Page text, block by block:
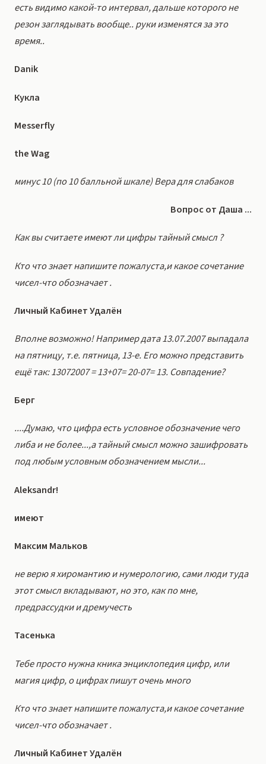
есть видимо какой-то интервал, дальше которого не
резон заглядывать вообще.. руки изменятся за это
время..
Danik
Кукла
Messerfly
the Wag
минус 10 (по 10 балльной шкале) Вера для слабаков
Вопрос от Даша ...
Как вы считаете имеют ли цифры тайный смысл ?
Кто что знает напишите пожалуста,и какое сочетание
чисел-что обозначает .
Личный Кабинет Удалён
Вполне возможно! Например дата 13.07.2007 выпадала
на пятницу, т.е. пятница, 13-е. Его можно представить
ещё так: 13072007 = 13+07= 20-07= 13. Совпадение?
Берг
....Думаю, что цифра есть условное обозначение чего
либа и не более...,а тайный смысл можно зашифровать
под любым условным обозначением мысли...
Aleksandr!
имеют
Максим Мальков
не верю я хиромантию и нумерологию, сами люди туда
этот смысл вкладывают, но это, как по мне,
предрассудки и дремучесть
Тасенька
Тебе просто нужна кника энциклопедия цифр, или
магия цифр, о цифрах пишут очень много
Кто что знает напишите пожалуста,и какое сочетание
чисел-что обозначает .
Личный Кабинет Удалён